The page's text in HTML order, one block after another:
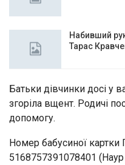
Набивший
Тарас
Батьки дівчинки досі у
згоріла вщент. Родичі
допомогу.
Номер бабусиної картки
5168757391078401